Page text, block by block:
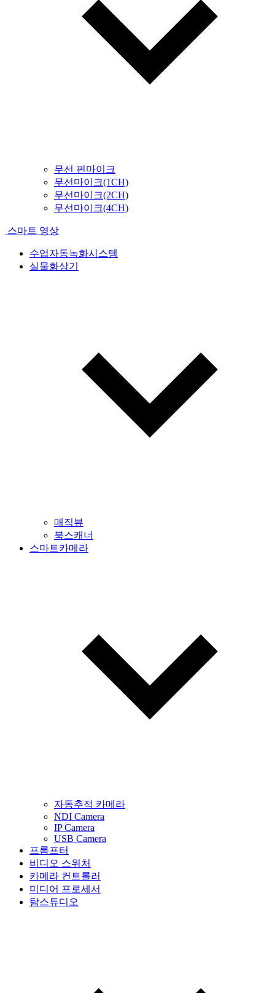
무선 핀마이크
무선마이크(1CH)
무선마이크(2CH)
무선마이크(4CH)
스마트 영상
수업자동녹화시스템
실물화상기
매직뷰
북스캐너
스마트카메라
자동추적 카메라
NDI Camera
IP Camera
USB Camera
프롬프터
비디오 스위처
카메라 컨트롤러
미디어 프로세서
탐스튜디오